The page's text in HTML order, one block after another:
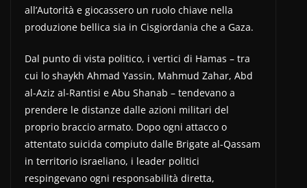
all’Autorità e giocassero un ruolo chiave nella
produzione bellica sia in Cisgiordania che a Gaza.
Dal punto di vista politico, i vertici di Hamas – tra
cui lo shaykh Ahmad Yassin, Mahmud Zahar, Abd
al-Aziz al-Rantisi e Abu Shanab – tendevano a
prendere le distanze dalle azioni militari del
proprio braccio armato. Dopo ogni attacco o
attentato suicida compiuto dalle Brigate al-Qassam
in territorio israeliano, i leader politici
respingevano ogni responsabilità diretta,